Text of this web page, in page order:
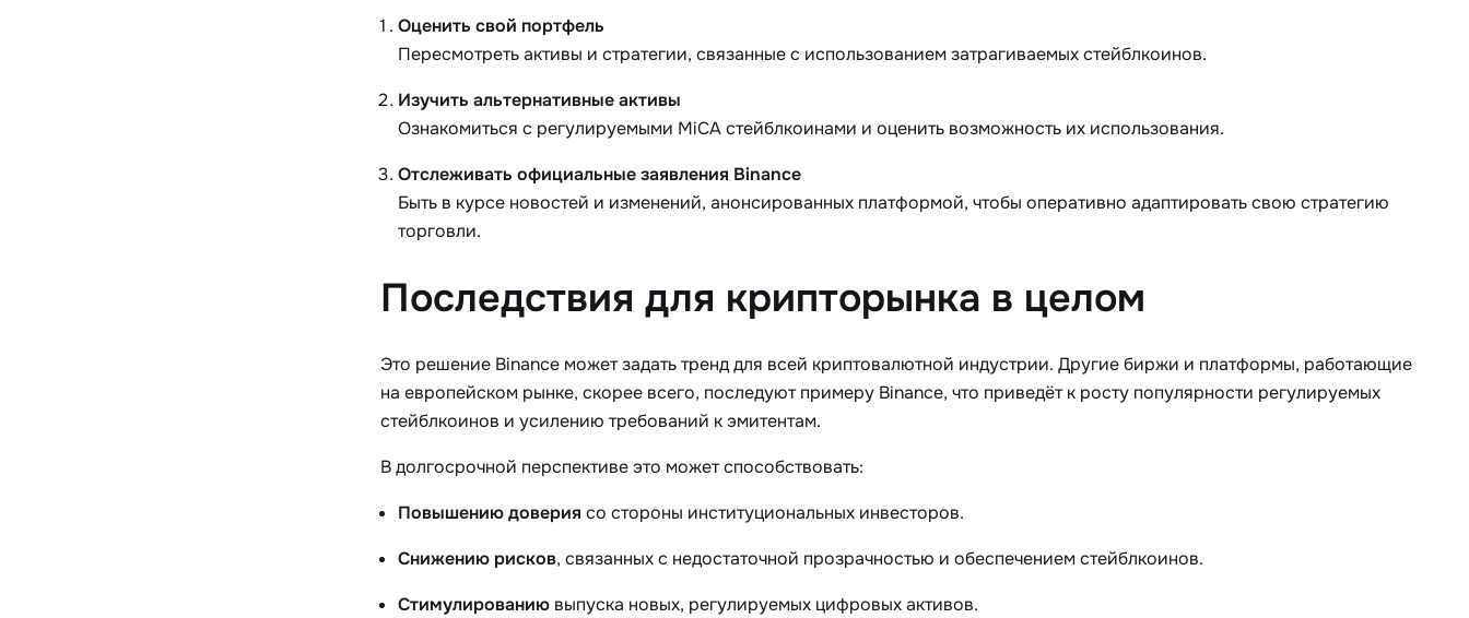
Оценить свой портфель
Пересмотреть активы и стратегии, связанные с использованием затрагиваемых стейблкоинов.
Изучить альтернативные активы
Ознакомиться с регулируемыми MiCA стейблкоинами и оценить возможность их использования.
Отслеживать официальные заявления Binance
Быть в курсе новостей и изменений, анонсированных платформой, чтобы оперативно адаптировать свою стратегию
торговли.
Последствия для крипторынка в целом
Это решение Binance может задать тренд для всей криптовалютной индустрии. Другие биржи и платформы, работающие
на европейском рынке, скорее всего, последуют примеру Binance, что приведёт к росту популярности регулируемых
стейблкоинов и усилению требований к эмитентам.
В долгосрочной перспективе это может способствовать:
Повышению доверия со стороны институциональных инвесторов.
Снижению рисков, связанных с недостаточной прозрачностью и обеспечением стейблкоинов.
Стимулированию выпуска новых, регулируемых цифровых активов.